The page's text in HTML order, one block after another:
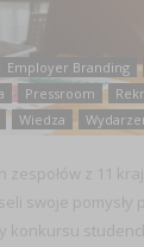
Employer Branding
Pressroom
Wiedza
zespołów z 11
swoje pomysły